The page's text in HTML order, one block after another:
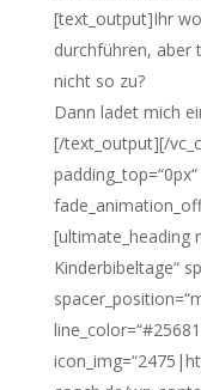
[text_output]Ihr
durchführen, aber
nicht so zu?
Dann ladet mich
[/text_output][/
[ultimate_heading
Kinderbibeltage“